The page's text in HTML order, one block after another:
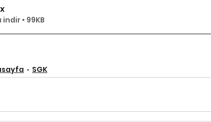
indir • 99KB
SGK